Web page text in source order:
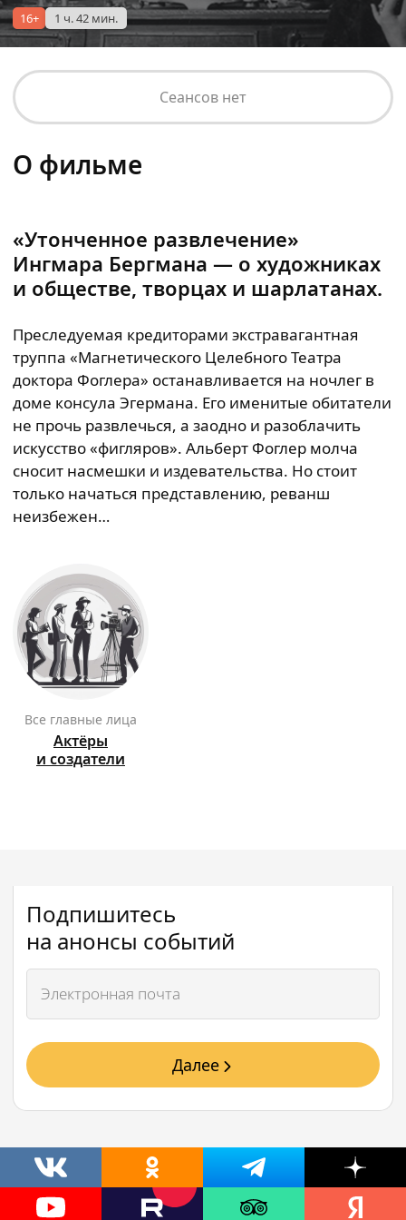
16+ 1 ч. 42 мин.
Сеансов нет
О фильме
«Утонченное развлечение»
Ингмара Бергмана — о художниках
и обществе, творцах и шарлатанах.
Преследуемая кредиторами экстравагантная
труппа «Магнетического Целебного Театра
доктора Фоглера» останавливается на ночлег в
доме консула Эгермана. Его именитые обитатели
не прочь развлечься, а заодно и разоблачить
искусство «фигляров». Альберт Фоглер молча
сносит насмешки и издевательства. Но стоит
только начаться представлению, реванш
неизбежен…
Все главные лица
Актёры
и создатели
Подпишитесь
на анонсы событий
Далее